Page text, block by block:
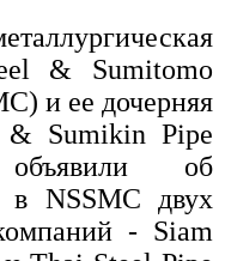
& Sumitomo
и ее дочерняя
& Sumikin Pipe
об
в NSSMC двух
- Siam